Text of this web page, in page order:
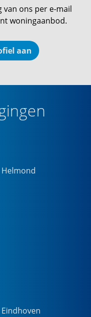
van ons per e-mail
woningaanbod.
aan